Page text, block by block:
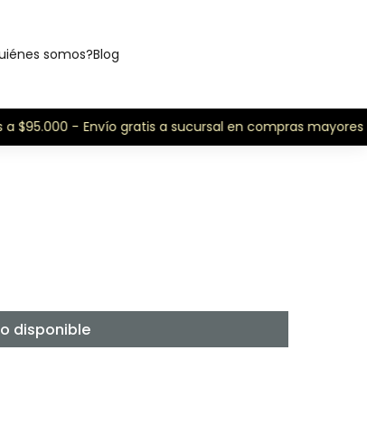
$95.000 - Envío gratis a sucursal en compras mayores
somos?Blog
disponible